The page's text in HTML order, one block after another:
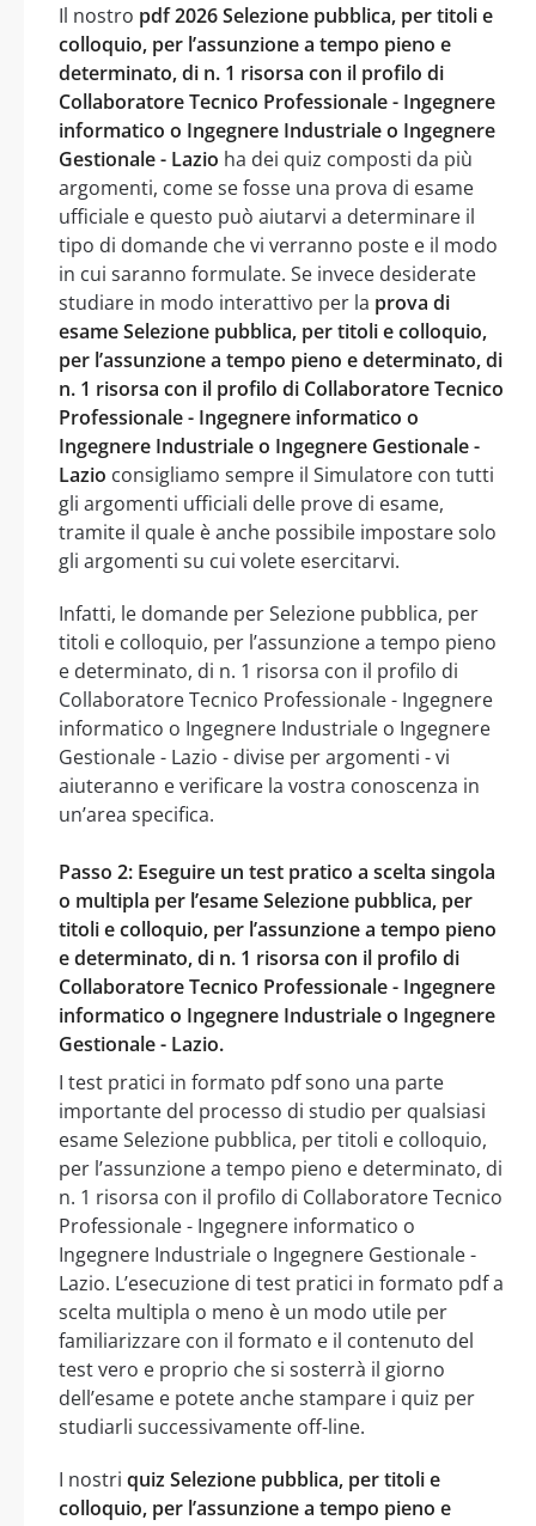
Il nostro pdf 2026 Selezione pubblica, per titoli e
colloquio, per l’assunzione a tempo pieno e
determinato, di n. 1 risorsa con il profilo di
Collaboratore Tecnico Professionale - Ingegnere
informatico o Ingegnere Industriale o Ingegnere
Gestionale - Lazio ha dei quiz composti da più
argomenti, come se fosse una prova di esame
ufficiale e questo può aiutarvi a determinare il
tipo di domande che vi verranno poste e il modo
in cui saranno formulate. Se invece desiderate
studiare in modo interattivo per la prova di
esame Selezione pubblica, per titoli e colloquio,
per l’assunzione a tempo pieno e determinato, di
n. 1 risorsa con il profilo di Collaboratore Tecnico
Professionale - Ingegnere informatico o
Ingegnere Industriale o Ingegnere Gestionale -
Lazio consigliamo sempre il Simulatore con tutti
gli argomenti ufficiali delle prove di esame,
tramite il quale è anche possibile impostare solo
gli argomenti su cui volete esercitarvi.
Infatti, le domande per Selezione pubblica, per
titoli e colloquio, per l’assunzione a tempo pieno
e determinato, di n. 1 risorsa con il profilo di
Collaboratore Tecnico Professionale - Ingegnere
informatico o Ingegnere Industriale o Ingegnere
Gestionale - Lazio - divise per argomenti - vi
aiuteranno e verificare la vostra conoscenza in
un’area specifica.
Passo 2: Eseguire un test pratico a scelta singola
o multipla per l’esame Selezione pubblica, per
titoli e colloquio, per l’assunzione a tempo pieno
e determinato, di n. 1 risorsa con il profilo di
Collaboratore Tecnico Professionale - Ingegnere
informatico o Ingegnere Industriale o Ingegnere
Gestionale - Lazio.
I test pratici in formato pdf sono una parte
importante del processo di studio per qualsiasi
esame Selezione pubblica, per titoli e colloquio,
per l’assunzione a tempo pieno e determinato, di
n. 1 risorsa con il profilo di Collaboratore Tecnico
Professionale - Ingegnere informatico o
Ingegnere Industriale o Ingegnere Gestionale -
Lazio. L’esecuzione di test pratici in formato pdf a
scelta multipla o meno è un modo utile per
familiarizzare con il formato e il contenuto del
test vero e proprio che si sosterrà il giorno
dell’esame e potete anche stampare i quiz per
studiarli successivamente off-line.
I nostri quiz Selezione pubblica, per titoli e
colloquio, per l’assunzione a tempo pieno e